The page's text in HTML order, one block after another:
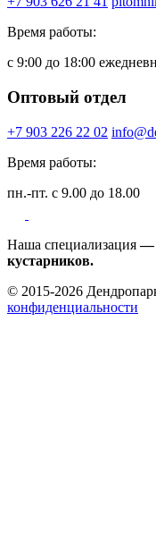
Время работы:
с 9:00 до 18:00
Оптовый отдел
+7 903 226 22 02
Время работы:
пн.-пт. с 9.00 до 18.00
Наша специализация—
кустарников.
© 2015-2026
конфиденциальности